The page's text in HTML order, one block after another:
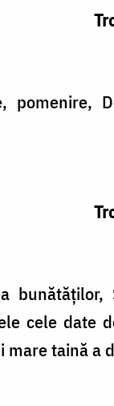
pomenire,
cele date
taină a